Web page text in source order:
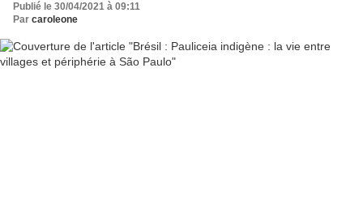
Publié le 30/04/2021 à 09:11
Par caroleone